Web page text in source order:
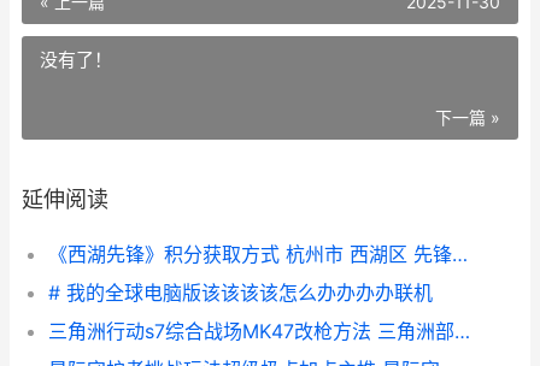
没有了！
下一篇 »
延伸阅读
《西湖先锋》积分获取方式 杭州市 西湖区 先锋人物
# 我的全球电脑版该该该该怎么办办办办联机
三角洲行动s7综合战场MK47改枪方法 三角洲部队通关攻略